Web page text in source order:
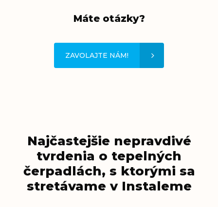
Máte otázky?
ZAVOLAJTE NÁM!
Najčastejšie nepravdivé
tvrdenia o tepelných
čerpadlách, s ktorými sa
stretávame v Instaleme